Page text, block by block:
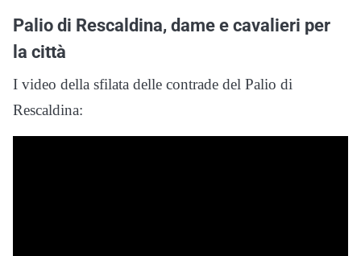
Palio di Rescaldina, dame e cavalieri per
la città
I video della sfilata delle contrade del Palio di
Rescaldina: